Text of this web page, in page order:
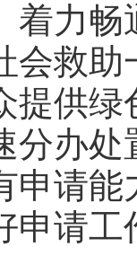
着力
会救
提供
分办
申请
申请工